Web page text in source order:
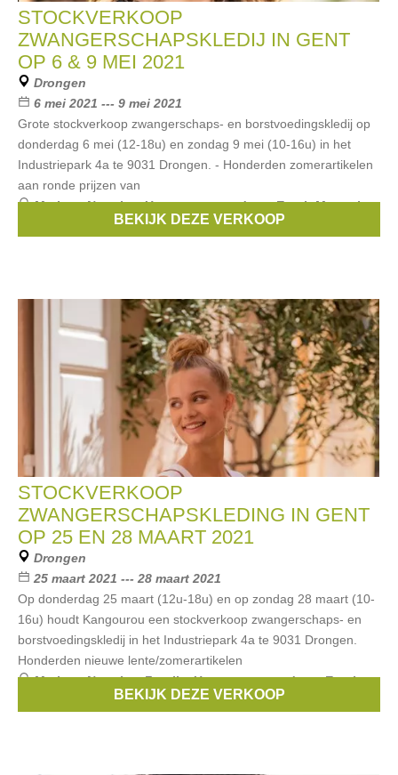
STOCKVERKOOP
ZWANGERSCHAPSKLEDIJ IN GENT
OP 6 & 9 MEI 2021
Drongen
6 mei 2021 --- 9 mei 2021
Grote stockverkoop zwangerschaps- en borstvoedingskledij op
donderdag 6 mei (12-18u) en zondag 9 mei (10-16u) in het
Industriepark 4a te 9031 Drongen. - Honderden zomerartikelen
aan ronde prijzen van
Merken:Noppies,Un ventre pour deux,Esprit Maternity,
, ...BEKIJK DEZE VERKOOP
STOCKVERKOOP
ZWANGERSCHAPSKLEDING IN GENT
OP 25 EN 28 MAART 2021
Drongen
25 maart 2021 --- 28 maart 2021
Op donderdag 25 maart (12u-18u) en op zondag 28 maart (10-
16u) houdt Kangourou een stockverkoop zwangerschaps- en
borstvoedingskledij in het Industriepark 4a te 9031 Drongen.
Honderden nieuwe lente/zomerartikelen
Merken:Noppies,Fragile,Un ventre pour deux,Esprit
, ...
BEKIJK DEZE VERKOOP